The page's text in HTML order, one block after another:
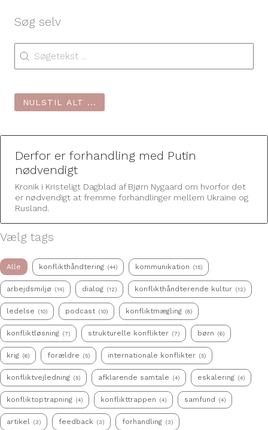
Søg selv
Søg selv
NULSTIL ALT ...
Derfor er forhandling med Putin
nødvendigt
Kronik i Kristeligt Dagblad af Bjørn Nygaard om hvorfor det
er nødvendigt at fremme forhandlinger mellem Ukraine og
Rusland.
Vælg tags
Vælg tags
Alle konflikthåndtering (44) kommunikation (15)
arbejdsmiljø (14) dialog (12) konflikthåndterende kultur (12)
ledelse (10) podcast (10) konfliktmægling (8)
konfliktløsning (7) strukturelle konflikter (7) børn (6)
krig (6) forældre (5) internationale konflikter (5)
konfliktvejledning (5) afklarende samtale (4) eskalering (4)
konfliktoptrapning (4) konflikttrappen (4) samfund (4)
artikel (3) feedback (3) forhandling (3)